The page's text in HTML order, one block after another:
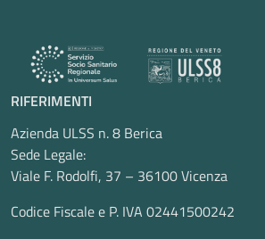
RIFERIMENTI
Azienda ULSS n. 8 Berica
Sede Legale:
Viale F. Rodolfi, 37 – 36100 Vicenza
Codice Fiscale e P. IVA 02441500242